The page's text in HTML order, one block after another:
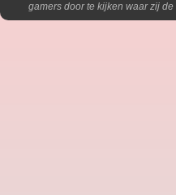
gamers door te kijken waar zij